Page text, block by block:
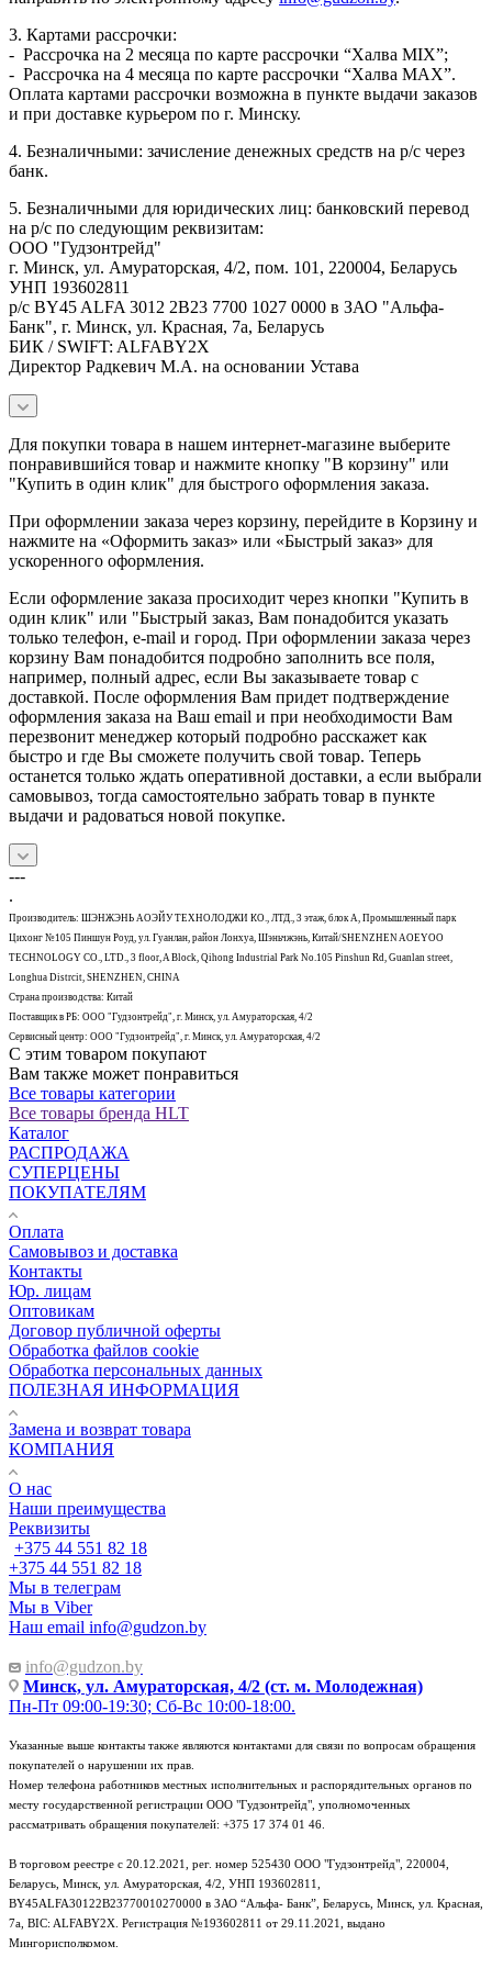
3. Картами рассрочки:
- Рассрочка на 2 месяца по карте рассрочки “Халва MIX”;
- Рассрочка на 4 месяца по карте рассрочки “Халва MAX”.
Оплата картами рассрочки возможна в пункте выдачи заказов
и при доставке курьером по г. Минску.
4. Безналичными: зачисление денежных средств на р/с через
банк.
5. Безналичными для юридических лиц: банковский перевод
на р/с по следующим реквизитам:
ООО "Гудзонтрейд"
г. Минск, ул. Амураторская, 4/2, пом. 101, 220004, Беларусь
УНП 193602811
р/с BY45 ALFA 3012 2B23 7700 1027 0000 в ЗАО "Альфа-
Банк", г. Минск, ул. Красная, 7а, Беларусь
БИК / SWIFT: ALFABY2X
Директор Радкевич М.А. на основании Устава
Для покупки товара в нашем интернет-магазине выберите
понравившийся товар и нажмите кнопку "В корзину" или
"Купить в один клик" для быстрого оформления заказа.
При оформлении заказа через корзину, перейдите в Корзину и
нажмите на «Оформить заказ» или «Быстрый заказ» для
ускоренного оформления.
Если оформление заказа просиходит через кнопки "Купить в
один клик" или "Быстрый заказ, Вам понадобится указать
только телефон, e-mail и город. При оформлении заказа через
корзину Вам понадобится подробно заполнить все поля,
например, полный адрес, если Вы заказываете товар с
доставкой. После оформления Вам придет подтверждение
оформления заказа на Ваш email и при необходимости Вам
перезвонит менеджер который подробно расскажет как
быстро и где Вы сможете получить свой товар. Теперь
останется только ждать оперативной доставки, а если выбрали
самовывоз, тогда самостоятельно забрать товар в пункте
выдачи и радоваться новой покупке.
---
.
Производитель: ШЭНЖЭНЬ АОЭЙУ ТЕХНОЛОДЖИ КО., ЛТД., 3 этаж, блок А, Промышленный парк
Цихонг №105 Пиншун Роуд, ул. Гуанлан, район Лонхуа, Шэньчжэнь, Китай/SHENZHEN AOEYOO
TECHNOLOGY CO., LTD., 3 floor, A Block, Qihong Industrial Park No.105 Pinshun Rd, Guanlan street,
Longhua Distrcit, SHENZHEN, CHINA
Страна производства: Китай
Поставщик в РБ: ООО "Гудзонтрейд", г. Минск, ул. Амураторская, 4/2
Сервисный центр: ООО "Гудзонтрейд", г. Минск, ул. Амураторская, 4/2
С этим товаром покупают
Вам также может понравиться
Все товары категории
Все товары бренда HLT
Каталог
РАСПРОДАЖА
СУПЕРЦЕНЫ
ПОКУПАТЕЛЯМ
Оплата
Самовывоз и доставка
Контакты
Юр. лицам
Оптовикам
Договор публичной оферты
Обработка файлов cookie
Обработка персональных данных
ПОЛЕЗНАЯ ИНФОРМАЦИЯ
Замена и возврат товара
КОМПАНИЯ
О нас
Наши преимущества
Реквизиты
+375 44 551 82 18
+375 44 551 82 18
Мы в телеграм
Мы в Viber
Наш email info@gudzon.by
info@gudzon.by
Минск, ул. Амураторская, 4/2 (ст. м. Молодежная)
Пн-Пт 09:00-19:30; Сб-Вс 10:00-18:00.
Указанные выше контакты также являются контактами для связи по вопросам обращения
покупателей о нарушении их прав.
Номер телефона работников местных исполнительных и распорядительных органов по
месту государственной регистрации ООО "Гудзонтрейд", уполномоченных
рассматривать обращения покупателей: +375 17 374 01 46.
В торговом реестре с 20.12.2021, рег. номер 525430 ООО "Гудзонтрейд", 220004,
Беларусь, Минск, ул. Амураторская, 4/2, УНП 193602811,
BY45ALFA30122B23770010270000 в ЗАО “Альфа- Банк”, Беларусь, Минск, ул. Красная,
7а, BIC: ALFABY2X. Регистрация №193602811 от 29.11.2021, выдано
Мингорисполкомом.